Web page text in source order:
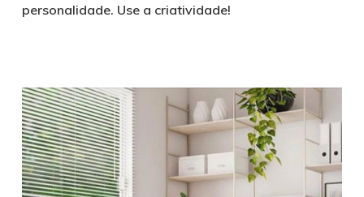
personalidade. Use a criatividade!